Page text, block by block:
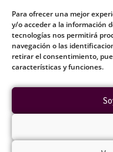
Para ofrecer una mejor
y/o acceder a la información
tecnologías nos permitirá
navegación o las
retirar el consentimiento,
características y funciones.
Tu Correo Electrónico